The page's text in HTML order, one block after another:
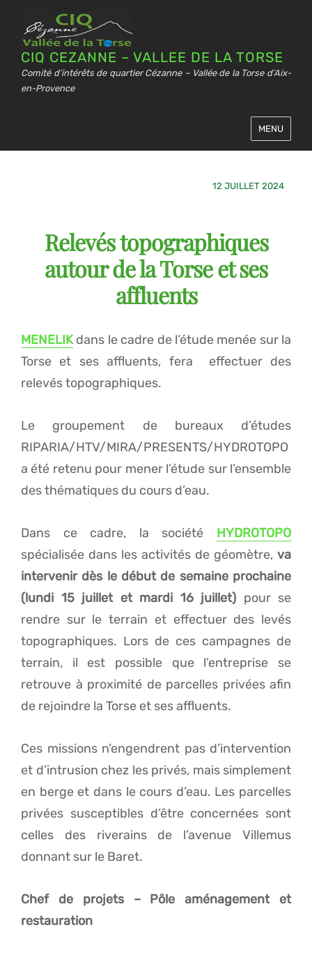
CIQ CEZANNE – VALLEE DE LA TORSE
Comité d’intérêts de quartier Cézanne – Vallée de la Torse d’Aix-
en-Provence
MENU
12 JUILLET 2024
Relevés topographiques
autour de la Torse et ses
affluents
MENELIKdans le cadre de l’étude menée sur la
Torse et ses affluents, fera effectuer des
relevés topographiques.
Le groupement de bureaux d’études
RIPARIA/HTV/MIRA/PRESENTS/HYDROTOPO
a été retenu pour mener l’étude sur l’ensemble
des thématiques du cours d’eau.
Dans ce cadre, la société HYDROTOPO
spécialisée dans les activités de géomètre, va
intervenir dès le début de semaine prochaine
(lundi 15 juillet et mardi 16 juillet) pour se
rendre sur le terrain et effectuer des levés
topographiques. Lors de ces campagnes de
terrain, il est possible que l’entreprise se
retrouve à proximité de parcelles privées afin
de rejoindre la Torse et ses affluents.
Ces missions n’engendrent pas d’intervention
et d’intrusion chez les privés, mais simplement
en berge et dans le cours d’eau. Les parcelles
privées susceptibles d’être concernées sont
celles des riverains de l’avenue Villemus
donnant sur le Baret.
Chef de projets
– Pôle aménagement et
restauration